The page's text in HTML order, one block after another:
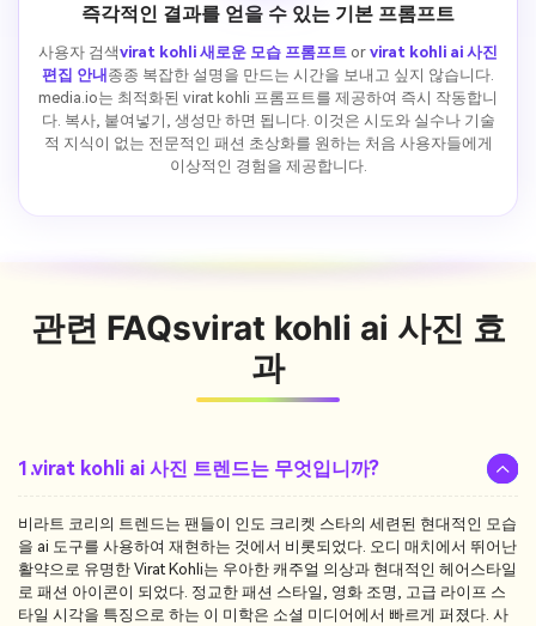
즉각적인 결과를 얻을 수 있는 기본 프롬프트
사용자 검색virat kohli 새로운 모습 프롬프트 or virat kohli ai 사진
편집 안내 종종 복잡한 설명을 만드는 시간을 보내고 싶지 않습니다.
media.io는 최적화된 virat kohli 프롬프트를 제공하여 즉시 작동합니
다. 복사, 붙여넣기, 생성만 하면 됩니다. 이것은 시도와 실수나 기술
적 지식이 없는 전문적인 패션 초상화를 원하는 처음 사용자들에게
이상적인 경험을 제공합니다.
관련 FAQsvirat kohli ai 사진 효
과
1.virat kohli ai 사진 트렌드는 무엇입니까?
비라트 코리의 트렌드는 팬들이 인도 크리켓 스타의 세련된 현대적인 모습
을 ai 도구를 사용하여 재현하는 것에서 비롯되었다. 오디 매치에서 뛰어난
활약으로 유명한 Virat Kohli는 우아한 캐주얼 의상과 현대적인 헤어스타일
로 패션 아이콘이 되었다. 정교한 패션 스타일, 영화 조명, 고급 라이프 스
타일 시각을 특징으로 하는 이 미학은 소셜 미디어에서 빠르게 퍼졌다. 사